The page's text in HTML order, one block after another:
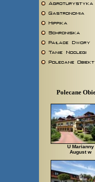
Polecane
U Marianny
August w